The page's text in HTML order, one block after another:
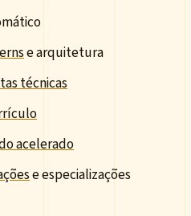
e arquitetura
técnicas
acelerado
e especializações